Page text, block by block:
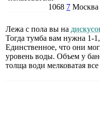
1068 7 Москва
Лежа с пола вы на
Тогда тумба вам нужна 1-
Единственное, что они
уровень воды. Объем у
толща води мелковатая